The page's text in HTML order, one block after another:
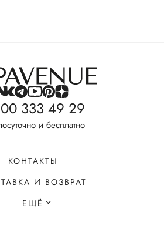
333 49 29
и бесплатно
КОНТАКТЫ
И ВОЗВРАТ
ЕЩЁ